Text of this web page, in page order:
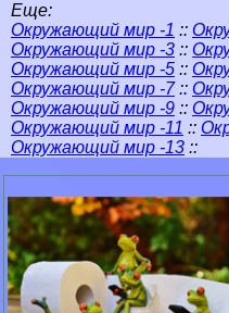
Еще:
Окружающий мир -1 ::
Окружающий мир -3 ::
Окружающий мир -5 ::
Окружающий мир -7::
Окружающий мир -9 ::
Окружающий мир -11 ::
Окружающий мир -13 ::